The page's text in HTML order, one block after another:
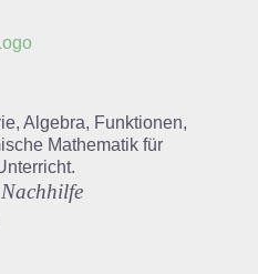
Algebra, Funktionen,
Mathematik für